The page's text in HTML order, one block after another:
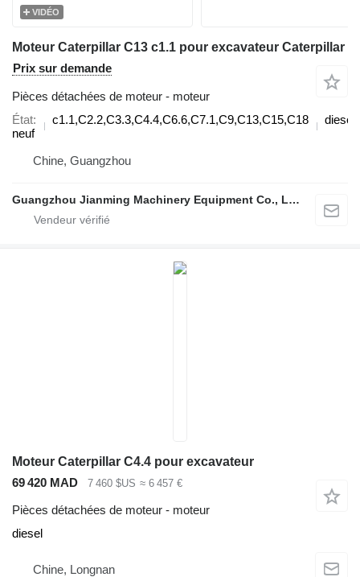
VIDÉO
Moteur Caterpillar C13 c1.1 pour excavateur Caterpillar
Prix sur demande
Pièces détachées de moteur - moteur
État
neuf
c1.1,C2.2,C3.3,C4.4,C6.6,C7.1,C9,C13,C15,C18 diesel
Chine, Guangzhou
Guangzhou Jianming Machinery Equipment Co., Ltd.
Moteur Caterpillar C4.4 pour excavateur
69 420 MAD
7 460 $US ≈ 6 457 €
Pièces détachées de moteur - moteur
diesel
Chine, Longnan